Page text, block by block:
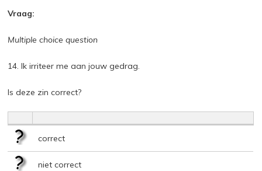
Vraag:
Multiple choice question
14. Ik irriteer me aan jouw gedrag.
Is deze zin correct?
correct
niet correct